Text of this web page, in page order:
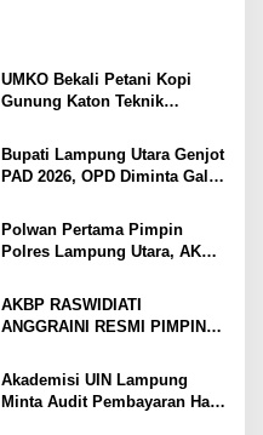
UMKO Bekali Petani Kopi
Gunung Katon Teknik
Jual Hasil Panen Meningkat
Bupati Lampung Utara Genjot
PAD 2026, OPD Diminta Gali
hingga Optimalkan PBB-P2
Polwan Pertama Pimpin
Polres Lampung Utara, AKBP
Pedang Pora
AKBP RASWIDIATI
ANGGRAINI RESMI PIMPIN
BAWA KOMITMEN PERKUAT
KAMTIBMAS DAN
PELAYANAN PRESISI
Akademisi UIN Lampung
Minta Audit Pembayaran Hak